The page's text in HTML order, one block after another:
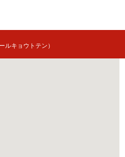
ルキョウトテン）